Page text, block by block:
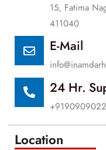
15, Fatima
411040
E-Mail
24 Hr.
Location